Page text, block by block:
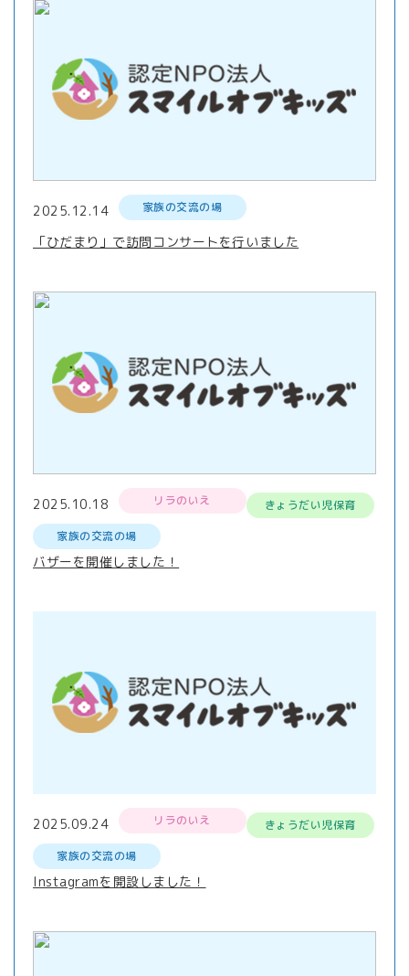
2025.12.14 家族の交流の場
「ひだまり」で訪問コンサートを行いました
2025.10.18 リラのいえ
きょうだい児保育
家族の交流の場
バザーを開催しました！
2025.09.24 リラのいえ
きょうだい児保育
家族の交流の場
Instagramを開設しました！